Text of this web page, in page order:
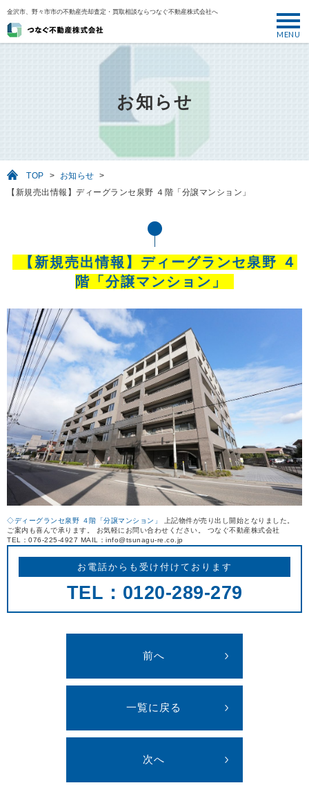
金沢市、野々市市の不動産売却査定・買取相談ならつなぐ不動産株式会社へ
MENU
BUY
買いたい
お役立ち情報
REASON
つなぐ不動産株式会社が 選ばれる理由
COMPANY
会社案内
お知らせ
TOP > お知らせ >
【新規売出情報】ディーグランセ泉野 ４階「分譲マンション」
【新規売出情報】ディーグランセ泉野 ４
階「分譲マンション」
◇ディーグランセ泉野 ４階「分譲マンション」
上記物件が売り出し開始となりました。
ご案内も喜んで承ります。 お気軽にお問い合わせください。 つなぐ不動産株式会社
TEL：076-225-4927 MAIL：info@tsunagu-re.co.jp
お電話からも受け付けております
TEL：0120-289-279
前へ
一覧に戻る
次へ